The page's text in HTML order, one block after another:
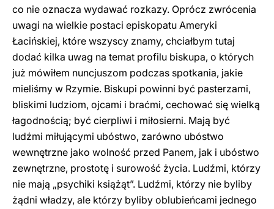
co nie oznacza wydawać rozkazy. Oprócz zwrócenia
uwagi na wielkie postaci episkopatu Ameryki
Łacińskiej, które wszyscy znamy, chciałbym tutaj
dodać kilka uwag na temat profilu biskupa, o których
już mówiłem nuncjuszom podczas spotkania, jakie
mieliśmy w Rzymie. Biskupi powinni być pasterzami,
bliskimi ludziom, ojcami i braćmi, cechować się wielką
łagodnością; być cierpliwi i miłosierni. Mają być
ludźmi miłującymi ubóstwo, zarówno ubóstwo
wewnętrzne jako wolność przed Panem, jak i ubóstwo
zewnętrzne, prostotę i surowość życia. Ludźmi, którzy
nie mają „psychiki książąt”. Ludźmi, którzy nie byliby
żądni władzy, ale którzy byliby oblubieńcami jednego